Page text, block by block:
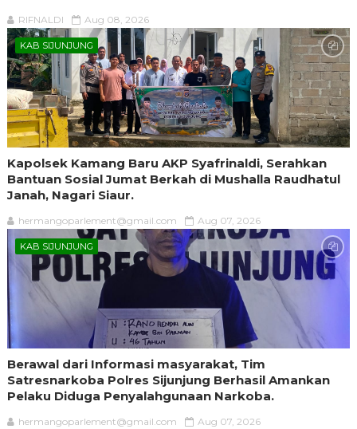
RIFNALDI Aug 08, 2026
KAB SIJUNJUNG
Kapolsek Kamang Baru AKP Syafrinaldi, Serahkan
Bantuan Sosial Jumat Berkah di Mushalla Raudhatul
Janah, Nagari Siaur.
hermangoparlement@gmail.com Aug 07, 2026
KAB SIJUNJUNG
Berawal dari Informasi masyarakat, Tim
Satresnarkoba Polres Sijunjung Berhasil Amankan
Pelaku Diduga Penyalahgunaan Narkoba.
hermangoparlement@gmail.com Aug 07, 2026